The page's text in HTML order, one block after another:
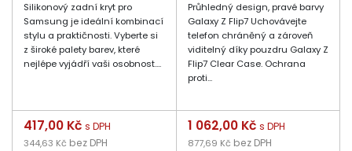
Silikonový zadní kryt pro
Samsung je ideální kombinací
stylu a praktičnosti. Vyberte si
z široké palety barev, které
nejlépe vyjádří vaši osobnost....
Cena
417,00 Kč s DPH
344,63 Kč bez DPH
Průhledný design, pravé barvy
Galaxy Z Flip7 Uchovávejte
telefon chráněný a zároveň
viditelný díky pouzdru Galaxy Z
Flip7 Clear Case. Ochrana
proti...
Cena
1 062,00 Kč s DPH
877,69 Kč bez DPH